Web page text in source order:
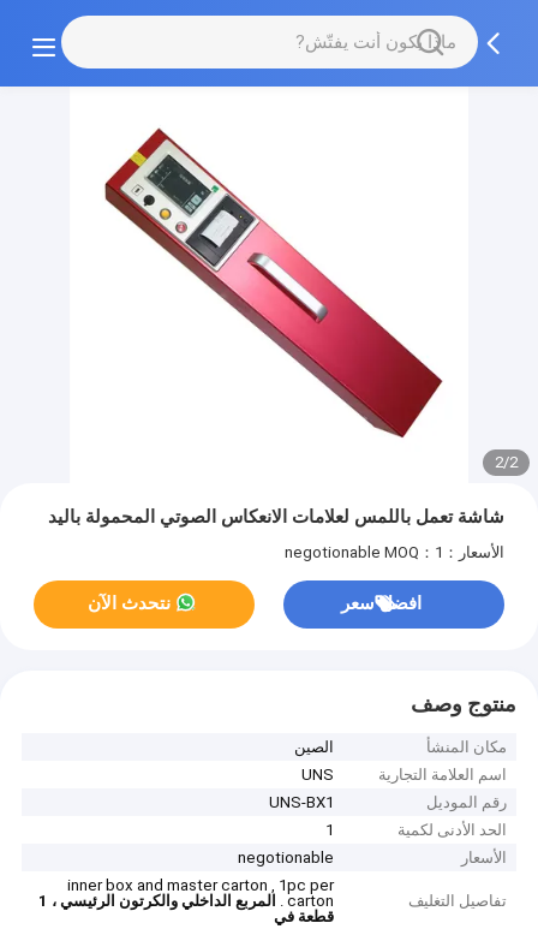
2/2
شاشة تعمل باللمس لعلامات الانعكاس الصوتي المحمولة باليد
الأسعار：negotionable MOQ：1
افضل سعر نتحدث الآن
منتوج وصف
مكان المنشأ
الصين
اسم العلامة التجارية
UNS
رقم الموديل
UNS-BX1
الحد الأدنى لكمية
1
الأسعار
negotionable
تفاصيل التغليف
inner box and master carton , 1pc per
carton .
المربع الداخلي والكرتون الرئيسي ، 1
قطعة في